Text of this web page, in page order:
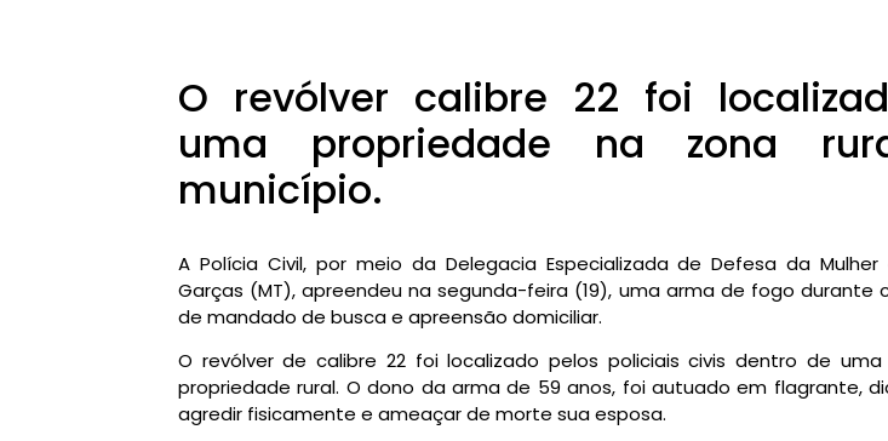
O revólver calibre 22 foi
uma propriedade na zona
município.
A Polícia Civil, por meio da Delegacia Especializada de Defesa da
Garças (MT), apreendeu na segunda-feira (19), uma arma de fogo durante
de mandado de busca e apreensão domiciliar.
O revólver de calibre 22 foi localizado pelos policiais civis dentro de
propriedade rural. O dono da arma de 59 anos, foi autuado em flagrante,
agredir fisicamente e ameaçar de morte sua esposa.